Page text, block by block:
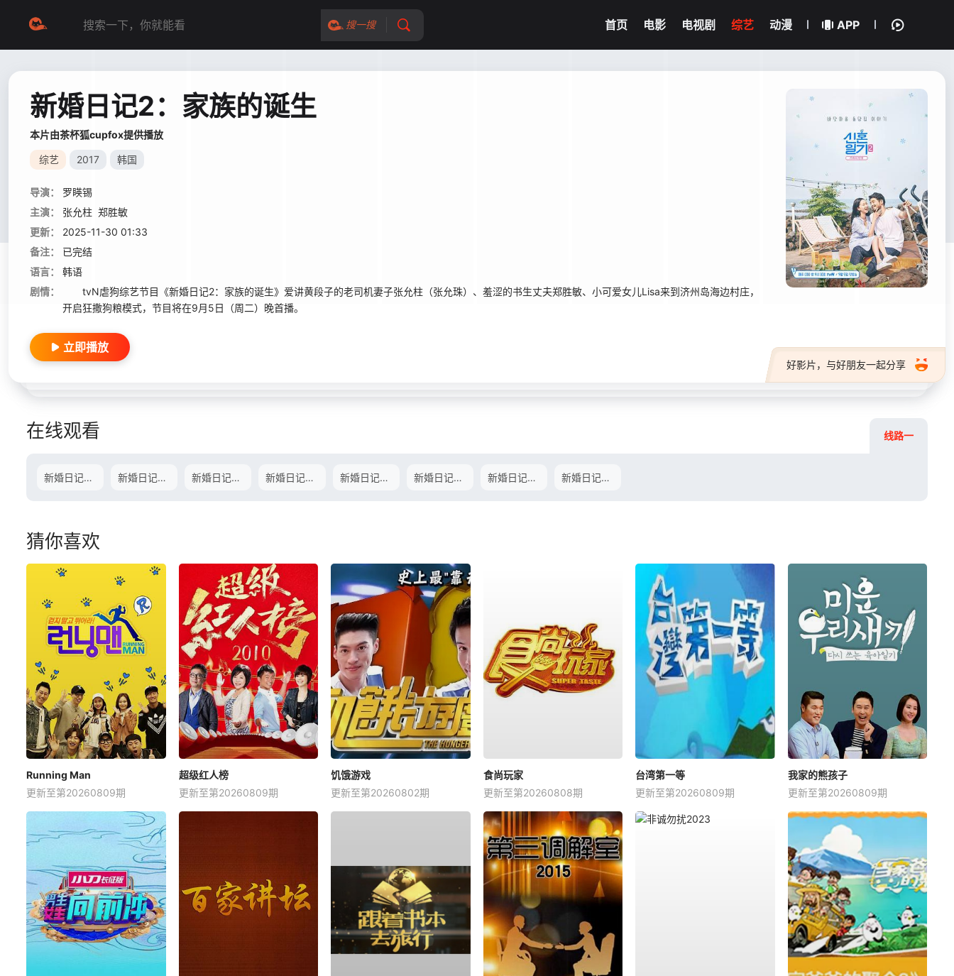
搜一搜 首页 电影 电视剧 综艺 动漫 APP
新婚日记2：家族的诞生
本片由茶杯狐cupfox提供播放
综艺 2017 韩国
导演：
罗䁐锡
主演：
张允柱 郑胜敏
更新：
2025-11-30 01:33
备注：
已完结
语言：
韩语
剧情：
tvN虐狗综艺节目《新婚日记2：家族的诞生》爱讲黄段子的老司机妻子张允柱（张允珠）、羞涩的书生丈夫郑胜敏、小可爱女儿Lisa来到济州岛海边村庄，
开启狂撒狗粮模式，节目将在9月5日（周二）晚首播。
好影片，与好朋友一起分享
立即播放
在线观看 线路一
新婚日记第二季.E01.170905 新婚日记第二季.E02.170912 新婚日记第二季.E03.170919 新婚日记第二季.E04.170926 新婚日记第二季.E05.171014 新婚日记第二季.E06.171021 新婚日记第二季.E07.171028 新婚日记第二季.E08.171104
猜你喜欢
Running Man
更新至第20260809期
超级红人榜
更新至第20260809期
饥饿游戏
更新至第20260802期
食尚玩家
更新至第20260808期
台湾第一等
更新至第20260809期
我家的熊孩子
更新至第20260809期